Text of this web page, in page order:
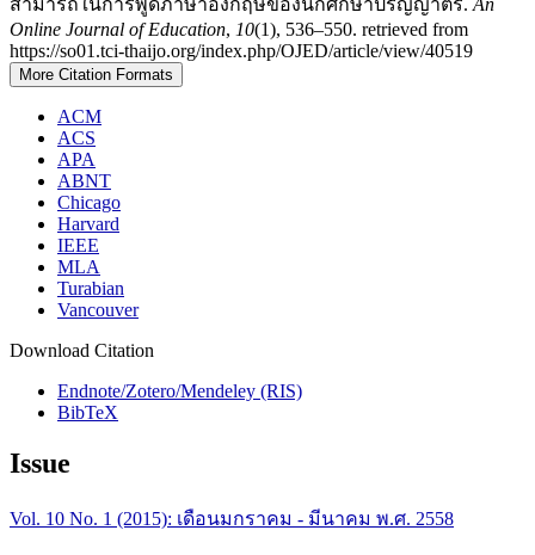
สามารถในการพูดภาษาอังกฤษของนักศึกษาปริญญาตรี. An
Online Journal of Education, 10(1), 536–550. retrieved from
https://so01.tci-thaijo.org/index.php/OJED/article/view/40519
More Citation Formats
ACM
ACS
APA
ABNT
Chicago
Harvard
IEEE
MLA
Turabian
Vancouver
Download Citation
Endnote/Zotero/Mendeley (RIS)
BibTeX
Issue
Vol. 10 No. 1 (2015): เดือนมกราคม - มีนาคม พ.ศ. 2558